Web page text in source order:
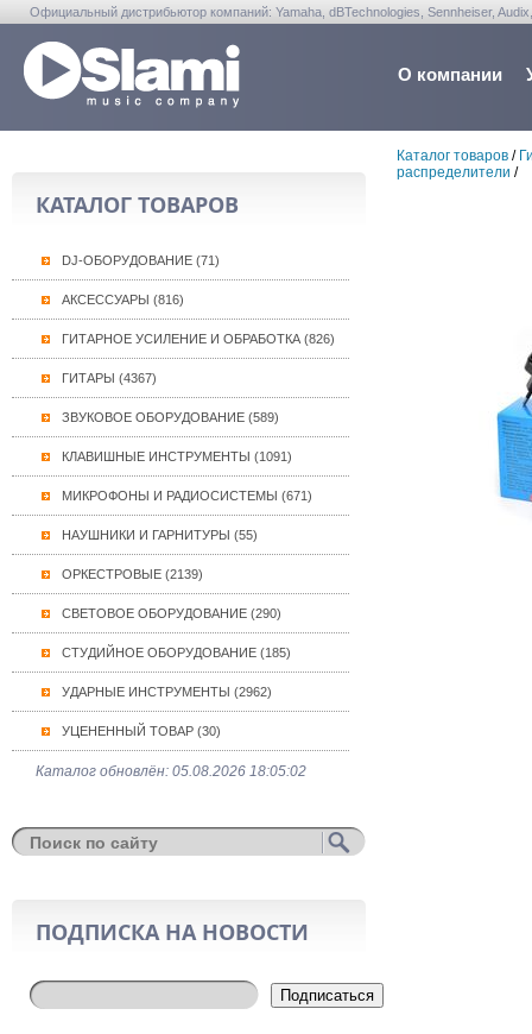
Официальный дистрибьютор компаний: Yamaha, dBTechnologies, Sennheiser,
О компании
КАТАЛОГ ТОВАРОВ
DJ-ОБОРУДОВАНИЕ (71)
АКСЕССУАРЫ (816)
ГИТАРНОЕ УСИЛЕНИЕ И ОБРАБОТКА (826)
ГИТАРЫ (4367)
ЗВУКОВОЕ ОБОРУДОВАНИЕ (589)
КЛАВИШНЫЕ ИНСТРУМЕНТЫ (1091)
МИКРОФОНЫ И РАДИОСИСТЕМЫ (671)
НАУШНИКИ И ГАРНИТУРЫ (55)
ОРКЕСТРОВЫЕ (2139)
СВЕТОВОЕ ОБОРУДОВАНИЕ (290)
СТУДИЙНОЕ ОБОРУДОВАНИЕ (185)
УДАРНЫЕ ИНСТРУМЕНТЫ (2962)
УЦЕНЕННЫЙ ТОВАР (30)
Каталог обновлён: 05.08.2026 18:05:02
ПОДПИСКА НА НОВОСТИ
Подписаться
Каталог товаров/
распределители /